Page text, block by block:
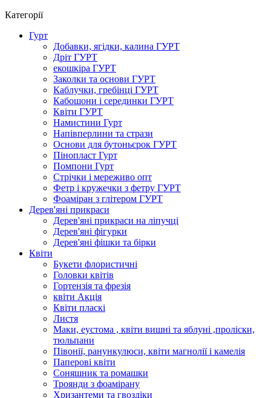
Категорії
Гурт
Добавки, ягідки, калина ГУРТ
Дріт ГУРТ
екошкіра ГУРТ
Заколки та основи ГУРТ
Каблучки, гребінці ГУРТ
Кабошони і серединки ГУРТ
Квіти ГУРТ
Намистини Гурт
Напівперлини та стрази
Основи для бутоньєрок ГУРТ
Пінопласт Гурт
Помпони Гурт
Стрічки і мереживо опт
Фетр і кружечки з фетру ГУРТ
Фоаміран з глітером ГУРТ
Дерев'яні прикраси
Дерев'яні прикраси на ліпучці
Дерев'яні фігурки
Дерев'яні фішки та бірки
Квіти
Букети флористичні
Головки квітів
Гортензія та фрезія
квіти Акція
Квіти пласкі
Листя
Маки, еустома , квіти вишні та яблуні ,проліски,
тюльпани
Півонії, ранункулюси, квіти магнолії і камелія
Паперові квіти
Соняшник та ромашки
Троянди з фоамірану
Хризантеми та гвоздіки